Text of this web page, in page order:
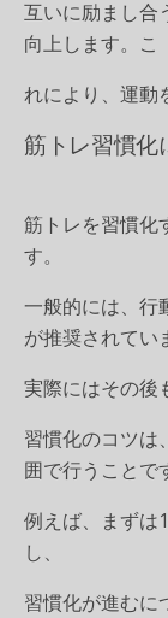
互いに励まし合
向上します。こ
れにより、運動
筋トレ習慣化
筋トレを習慣化
す。
一般的には、行
が推奨されてい
実際にはその後
習慣化のコツは
囲で行うことで
例えば、まずは
し、
習慣化が進むに